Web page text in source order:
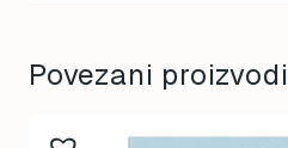
Povezani proizvodi